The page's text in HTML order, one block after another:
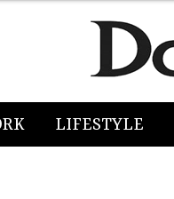
LIFESTYLE